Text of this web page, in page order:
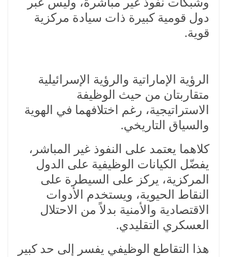
دول قومية كبيرة ذات سيادة مركزية
قوية.
الرؤية الإماراتية والرؤية الإسرائيلية
متقاربتان من حيث الوظيفة
الاستراتيجية، رغم اختلافهما في الهوية
والسياق التاريخي.
كلاهما يعتمد على النفوذ غير المباشر،
يفضّل الكيانات الوظيفية على الدول
المركزية، يركز على السيطرة على
النقاط الحيوية، ويستخدم الأدوات
الاقتصادية والأمنية بدلاً من الاحتلال
العسكري التقليدي.
هذا التقاطع الوظيفي يفسر إلى حد كبير